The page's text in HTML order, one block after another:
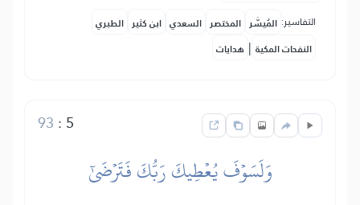
التفاسير: المُيسَّر المختصر السعدي ابن كثير الطبري
النفحات المكية | هدايات
5
:
93
وَلَسَوۡفَ يُعۡطِيكَ رَبُّكَ فَتَرۡضَىٰٓ